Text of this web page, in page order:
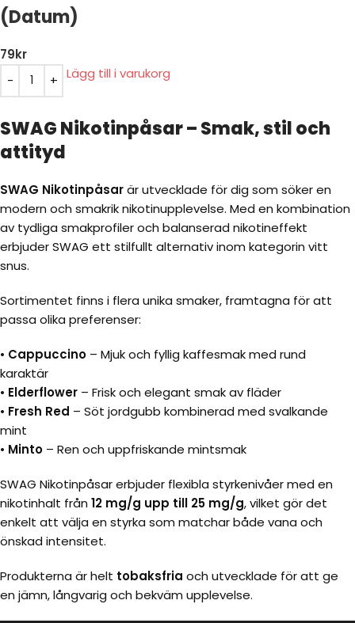
(Datum)
79kr
Lägg till i varukorg
SWAG Nikotinpåsar – Smak, stil och
attityd
SWAG Nikotinpåsarär utvecklade för dig som söker en
modern och smakrik nikotinupplevelse. Med en kombination
av tydliga smakprofiler och balanserad nikotineffekt
erbjuder SWAG ett stilfullt alternativ inom kategorin vitt
snus.
Sortimentet finns i flera unika smaker, framtagna för att
passa olika preferenser:
• Cappuccino – Mjuk och fyllig kaffesmak med rund
karaktär
• Elderflower – Frisk och elegant smak av fläder
• Fresh Red – Söt jordgubb kombinerad med svalkande
mint
• Minto – Ren och uppfriskande mintsmak
SWAG Nikotinpåsar erbjuder flexibla styrkenivåer med en
nikotinhalt från 12 mg/g upp till 25 mg/g, vilket gör det
enkelt att välja en styrka som matchar både vana och
önskad intensitet.
Produkterna är helt tobaksfria och utvecklade för att ge
en jämn, långvarig och bekväm upplevelse.